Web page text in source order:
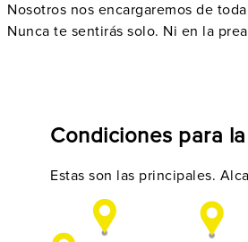
Nosotros nos encargaremos de
Nunca te sentirás solo. Ni en la
Condiciones para
Estas son las principales.